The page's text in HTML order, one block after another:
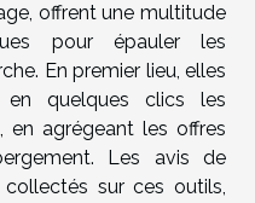
offrent une multitude
pour épauler les
En premier lieu, elles
en quelques clics les
en agrégeant les offres
Les avis de
collectés sur ces outils,